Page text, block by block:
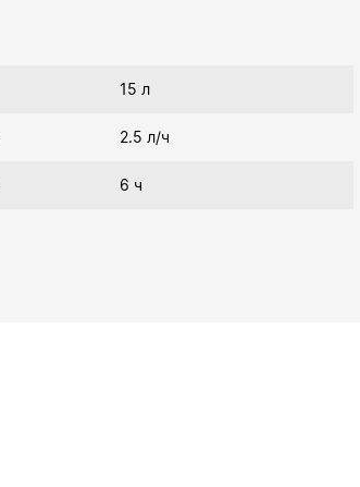
15 л
2.5 л/ч
6 ч